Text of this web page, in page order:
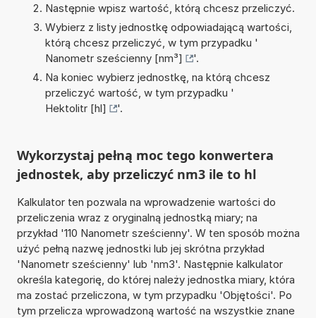
Następnie wpisz wartość, którą chcesz przeliczyć.
Wybierz z listy jednostkę odpowiadającą wartości,
którą chcesz przeliczyć, w tym przypadku '
Nanometr sześcienny [nm³]
'.
Na koniec wybierz jednostkę, na którą chcesz
przeliczyć wartość, w tym przypadku '
Hektolitr [hl]
'.
Wykorzystaj pełną moc tego konwertera
jednostek, aby przeliczyć nm3 ile to hl
Kalkulator ten pozwala na wprowadzenie wartości do
przeliczenia wraz z oryginalną jednostką miary; na
przykład '110 Nanometr sześcienny'. W ten sposób można
użyć pełną nazwę jednostki lub jej skrótna przykład
'Nanometr sześcienny' lub 'nm3'. Następnie kalkulator
określa kategorię, do której należy jednostka miary, która
ma zostać przeliczona, w tym przypadku 'Objętości'. Po
tym przelicza wprowadzoną wartość na wszystkie znane